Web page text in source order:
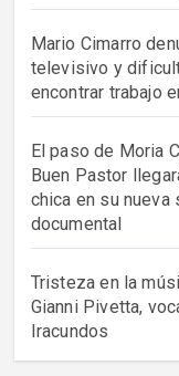
Mario Cimarro
televisivo y
encontrar trabajo
El paso de Moria
Buen Pastor
chica en su nueva
documental
Tristeza en la
Gianni Pivetta,
Iracundos